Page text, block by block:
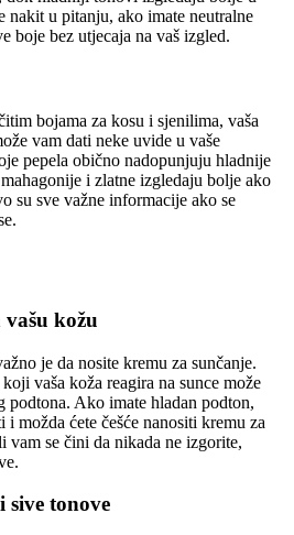
u pitanju, ako imate neutralne
boje bez utjecaja na vaš izgled.
bojama za kosu i sjenilima, vaša
vam dati neke uvide u vaše
pepela obično nadopunjuju hladnije
i zlatne izgledaju bolje ako
su sve važne informacije ako se
vašu kožu
je da nosite kremu za sunčanje.
vaša koža reagira na sunce može
podtona. Ako imate hladan podton,
možda ćete češće nanositi kremu za
vam se čini da nikada ne izgorite,
sive tonove